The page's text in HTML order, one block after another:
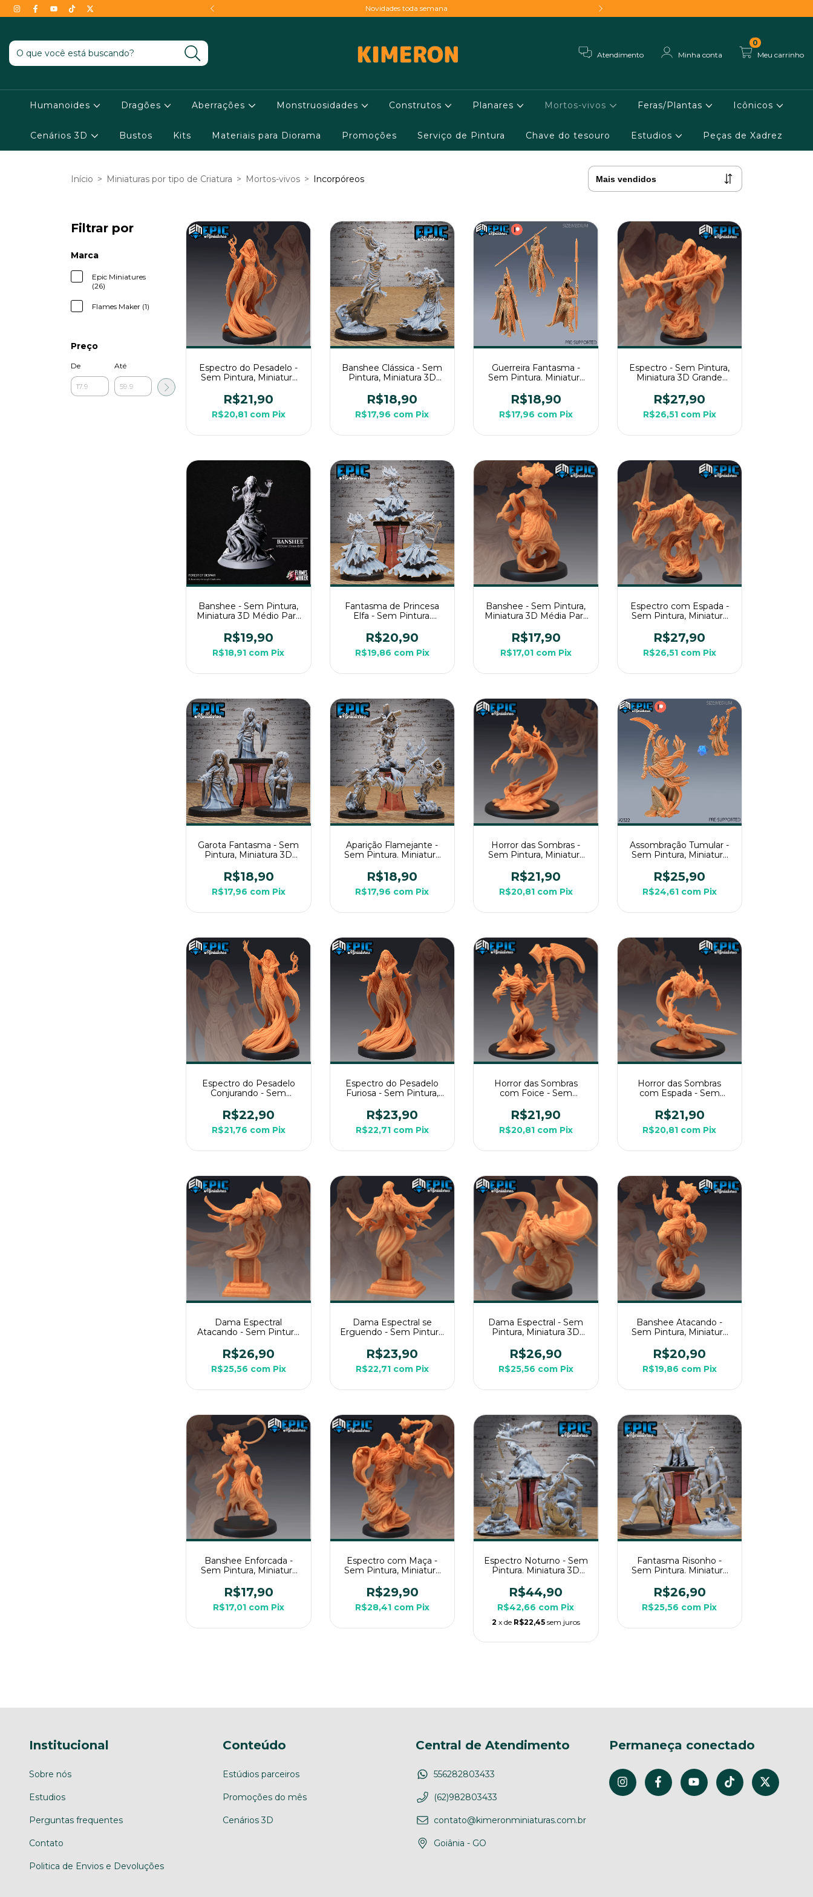
as condições ! Novidades toda semana
Atendimento Minha conta Meu carrinho
0
Humanoides Dragões Aberrações Monstruosidades Construtos Planares Mortos-vivos Feras/Plantas Icônicos
Cenários 3D Bustos Kits Materiais para Diorama Promoções Serviço de Pintura Chave do tesouro Estudios Peças de Xadrez
Início > Miniaturas por tipo de Criatura > Mortos-vivos > Incorpóreos
Filtrar por
Marca
Epic Miniatures
(26)
Flames Maker (1)
Preço
De Até
Espectro do Pesadelo -
Sem Pintura, Miniatura
Mesa
R$21,90
R$20,81 com Pix
Banshee Clássica - Sem
Pintura, Miniatura 3D
Mesa
R$18,90
R$17,96 com Pix
Guerreira Fantasma -
Sem Pintura. Miniatura
Mesa
R$18,90
R$17,96 com Pix
Espectro - Sem Pintura,
Miniatura 3D Grande
R$27,90
R$26,51 com Pix
Banshee - Sem Pintura,
Miniatura 3D Médio Para
R$19,90
R$18,91 com Pix
Fantasma de Princesa
Elfa - Sem Pintura.
Rpg de Mesa
R$20,90
R$19,86 com Pix
Banshee - Sem Pintura,
Miniatura 3D Média Para
R$17,90
R$17,01 com Pix
Espectro com Espada -
Sem Pintura, Miniatura
Mesa
R$27,90
R$26,51 com Pix
Garota Fantasma - Sem
Pintura, Miniatura 3D
Mesa
R$18,90
R$17,96 com Pix
Aparição Flamejante -
Sem Pintura. Miniatura
Mesa
R$18,90
R$17,96 com Pix
Horror das Sombras -
Sem Pintura, Miniatura
Mesa
R$21,90
R$20,81 com Pix
Assombração Tumular -
Sem Pintura, Miniatura
Mesa
R$25,90
R$24,61 com Pix
Espectro do Pesadelo
Conjurando - Sem
Média Para RPG de
Mesa
R$22,90
R$21,76 com Pix
Espectro do Pesadelo
Furiosa - Sem Pintura,
RPG de Mesa
R$23,90
R$22,71 com Pix
Horror das Sombras
com Foice - Sem
Média Para RPG de
Mesa
R$21,90
R$20,81 com Pix
Horror das Sombras
com Espada - Sem
Média Para RPG de
Mesa
R$21,90
R$20,81 com Pix
Dama Espectral
Atacando - Sem Pintura,
RPG de Mesa
R$26,90
R$25,56 com Pix
Dama Espectral se
Erguendo - Sem Pintura,
RPG de Mesa
R$23,90
R$22,71 com Pix
Dama Espectral - Sem
Pintura, Miniatura 3D
Mesa
R$26,90
R$25,56 com Pix
Banshee Atacando -
Sem Pintura, Miniatura
Mesa
R$20,90
R$19,86 com Pix
Banshee Enforcada -
Sem Pintura, Miniatura
Mesa
R$17,90
R$17,01 com Pix
Espectro com Maça -
Sem Pintura, Miniatura
Mesa
R$29,90
R$28,41 com Pix
Espectro Noturno - Sem
Pintura. Miniatura 3D
Mesa
R$44,90
R$42,66 com Pix
2 x de R$22,45 sem juros
Fantasma Risonho -
Sem Pintura. Miniatura
Mesa
R$26,90
R$25,56 com Pix
Institucional
Sobre nós
Estudios
Perguntas frequentes
Contato
Politica de Envios e Devoluções
Conteúdo
Estúdios parceiros
Promoções do mês
Cenários 3D
Central de Atendimento
556282803433
(62)982803433
contato@kimeronminiaturas.com.br
Goiânia - GO
Permaneça conectado